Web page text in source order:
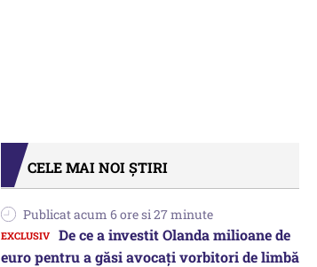
CELE MAI NOI ȘTIRI
Publicat acum 6 ore si 27 minute
De ce a investit Olanda milioane de
euro pentru a găsi avocați vorbitori de limbă